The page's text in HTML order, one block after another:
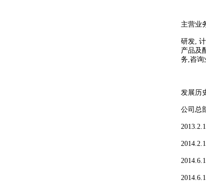
主营业
研发,
产品及
务,咨询
发展历
公司总